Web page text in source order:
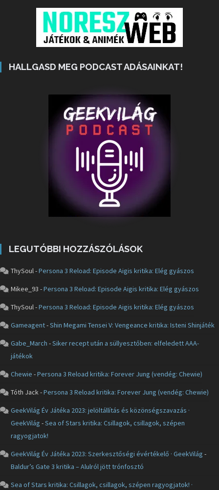
HALLGASD MEG PODCAST ADÁSAINKAT!
LEGUTÓBBI HOZZÁSZÓLÁSOK
ThySoul-Persona 3 Reload: Episode Aigis kritika: Elég gyászos
Mikee_93 -Persona 3 Reload: Episode Aigis kritika: Elég gyászos
ThySoul-Persona 3 Reload: Episode Aigis kritika: Elég gyászos
Gameagent-Shin Megami Tensei V: Vengeance kritika: Isteni Shinjáték
Gabe_March -Siker recept után a süllyesztőben: elfeledett AAA-
játékok
Chewie -Persona 3 Reload kritika: Forever Jung (vendég: Chewie)
Tóth Jack-Persona 3 Reload kritika: Forever Jung (vendég: Chewie)
GeekVilág Év Játéka 2023: jelöltállítás és közönségszavazás ·
GeekVilág -Sea of Stars kritika: Csillagok, csillagok, szépen
ragyogjatok!
GeekVilág Év Játéka 2023: Szerkesztőségi évértékelő · GeekVilág -
Baldur’s Gate 3 kritika – Alulról jött trónfosztó
Sea of Stars kritika: Csillagok, csillagok, szépen ragyogjatok! ·